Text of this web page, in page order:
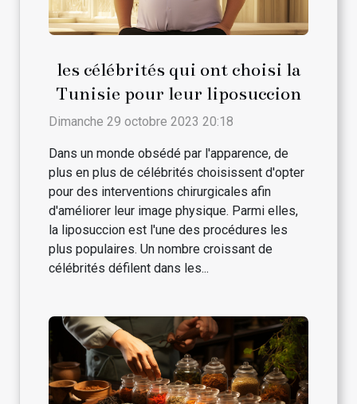
les célébrités qui ont choisi la
Tunisie pour leur liposuccion
Dimanche 29 octobre 2023 20:18
Dans un monde obsédé par l'apparence, de
plus en plus de célébrités choisissent d'opter
pour des interventions chirurgicales afin
d'améliorer leur image physique. Parmi elles,
la liposuccion est l'une des procédures les
plus populaires. Un nombre croissant de
célébrités défilent dans les...